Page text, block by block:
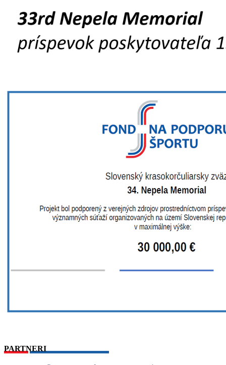
PARTNERI